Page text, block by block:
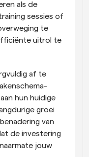
als de
sessies of
te
uitrol te
af te
hun huidige
groei
van
de investering
jouw